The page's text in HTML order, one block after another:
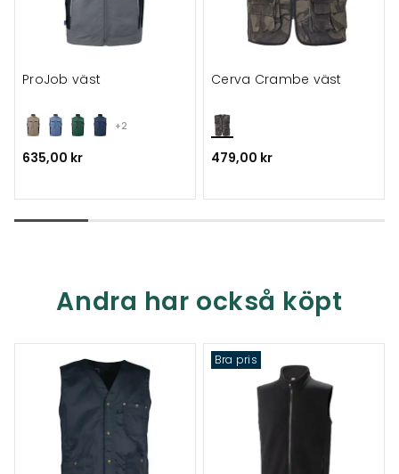
+2
ProJob väst
635,00 kr
Cerva Crambe väst
479,00 kr
Andra har också köpt
Bra pris